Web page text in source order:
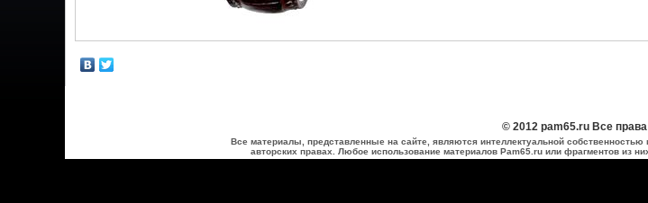
© 2012 pam65.ru Все
Все материалы, представленные на сайте, являются интеллектуальной
авторских правах. Любое использование материалов Pam65.ru или фрагментов из